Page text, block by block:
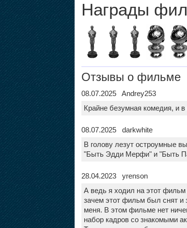
Награды
Отзывы о фильме
08.07.2025 Andrey253
Крайне безумная комедия, и
08.07.2025 darkwhite
В голову лезут остроумные
"Быть Эдди Мерфи" и "Быть
28.04.2023 yrenson
А ведь я ходил на этот
зачем этот фильм был снят
меня. В этом фильме нет
набор кадров со знакомыми